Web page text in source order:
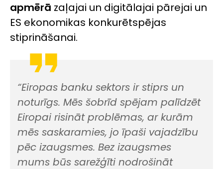
apmērā zaļajai un digitālajai pārejai un
ES ekonomikas konkurētspējas
stiprināšanai.
“Eiropas banku sektors ir stiprs un
noturīgs. Mēs šobrīd spējam palīdzēt
Eiropai risināt problēmas, ar kurām
mēs saskaramies, jo īpaši vajadzību
pēc izaugsmes. Bez izaugsmes
mums būs sarežģīti nodrošināt